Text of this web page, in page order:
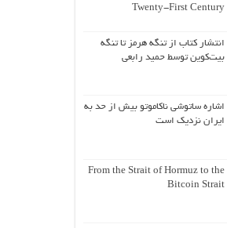
Twenty-First Century
انتشار کتاب از تنگه هرمز تا تنگه
بیت‌کوین توسط حمید رابعی
اشاره ساتوشی ناکاموتو بیش از حد به
ایران نزدیک است
From the Strait of Hormuz to the
Bitcoin Strait